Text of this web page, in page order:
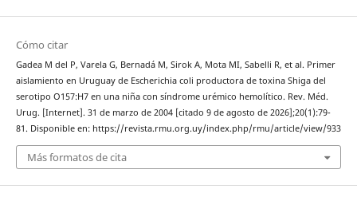
Cómo citar
Gadea M del P, Varela G, Bernadá M, Sirok A, Mota MI, Sabelli R, et al. Primer
aislamiento en Uruguay de Escherichia coli productora de toxina Shiga del
serotipo O157:H7 en una niña con síndrome urémico hemolítico. Rev. Méd.
Urug. [Internet]. 31 de marzo de 2004 [citado 9 de agosto de 2026];20(1):79-
81. Disponible en: https://revista.rmu.org.uy/index.php/rmu/article/view/933
Más formatos de cita